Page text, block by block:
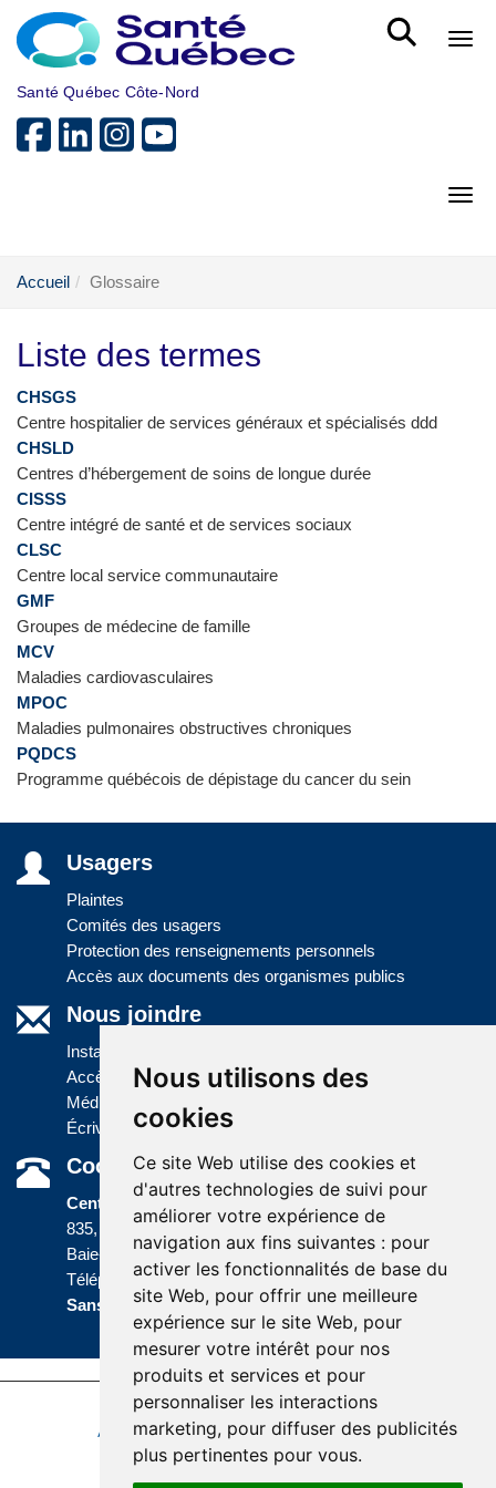
Nous utilisons des
cookies
Ce site Web utilise des cookies et
d'autres technologies de suivi pour
améliorer votre expérience de
navigation aux fins suivantes : pour
activer les fonctionnalités de base du
site Web, pour offrir une meilleure
expérience sur le site Web, pour
mesurer votre intérêt pour nos
produits et services et pour
personnaliser les interactions
marketing, pour diffuser des publicités
plus pertinentes pour vous.
Aller au menu principal
Santé Québec Côte-Nord
Accueil Glossaire
Liste des termes
CHSGS
Centre hospitalier de services généraux et spécialisés ddd
CHSLD
Centres d’hébergement de soins de longue durée
CISSS
Centre intégré de santé et de services sociaux
CLSC
Centre local service communautaire
GMF
Groupes de médecine de famille
MCV
Maladies cardiovasculaires
MPOC
Maladies pulmonaires obstructives chroniques
PQDCS
Programme québécois de dépistage du cancer du sein
Usagers
Plaintes
Comités des usagers
Protection des renseignements personnels
Accès aux documents des organismes publics
Nous joindre
Installations
Accès à l'information
Médias
Écrivez-nous
Coordonnées
Centre administratif
835, boulevard Jolliet
Baie-Comeau (Québec) G5C 1P5
Téléphone :418 589-9845ou
Sans frais : 1 800 463-5142
Dernière mise à jour : 15 juin 2026
Accessibilité Plan du site
Politique de confidentialité
Réalisation du site